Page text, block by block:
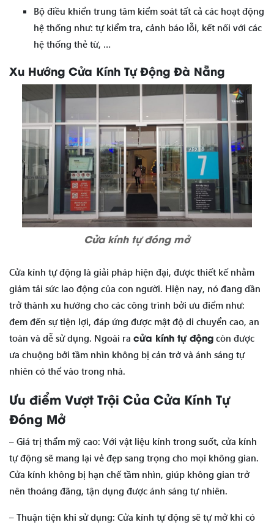
Bộ điều khiển trung tâm kiểm soát tất cả các hoạt động
hệ thống như: tự kiểm tra, cảnh báo lỗi, kết nối với các
hệ thống thẻ từ, …
Xu Hướng Cửa Kính Tự Động Đà Nẵng
Cửa kính tự đóng mở
Cửa kính tự động là giải pháp hiện đại, được thiết kế nhằm
giảm tải sức lao động của con người. Hiện nay, nó đang dần
trở thành xu hướng cho các công trình bởi ưu điểm như:
đem đến sự tiện lợi, đáp ứng được mật độ di chuyển cao, an
toàn và dễ sử dụng. Ngoài ra cửa kính tự động còn được
ưa chuộng bởi tầm nhìn không bị cản trở và ánh sáng tự
nhiên có thể vào trong nhà.
Ưu điểm Vượt Trội Của Cửa Kính Tự
Đóng Mở
– Giá trị thẩm mỹ cao: Với vật liệu kính trong suốt, cửa kính
tự động sẽ mang lại vẻ đẹp sang trọng cho mọi không gian.
Cửa kính không bị hạn chế tầm nhìn, giúp không gian trở
nên thoáng đãng, tận dụng được ánh sáng tự nhiên.
– Thuận tiện khi sử dụng: Cửa kính tự động sẽ tự mở khi có